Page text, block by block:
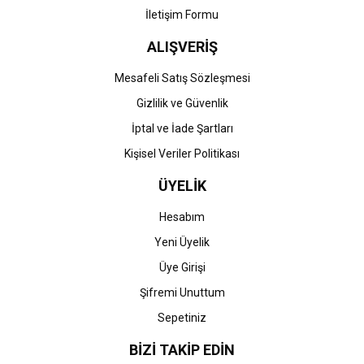
İletişim Formu
ALIŞVERİŞ
Mesafeli Satış Sözleşmesi
Gizlilik ve Güvenlik
İptal ve İade Şartları
Kişisel Veriler Politikası
ÜYELİK
Hesabım
Yeni Üyelik
Üye Girişi
Şifremi Unuttum
Sepetiniz
BİZİ TAKİP EDİN